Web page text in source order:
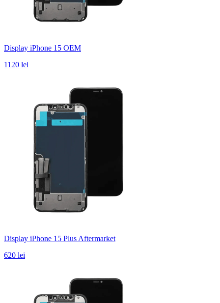
Display iPhone 15 OEM
1120 lei
Display iPhone 15 Plus Aftermarket
620 lei